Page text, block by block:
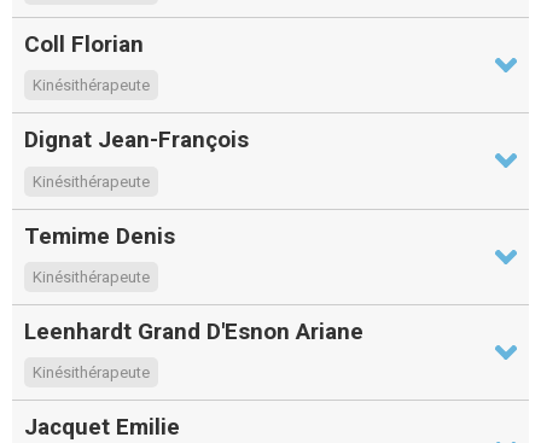
Coll Florian
Kinésithérapeute
Dignat Jean-François
Kinésithérapeute
Temime Denis
Kinésithérapeute
Leenhardt Grand D'Esnon Ariane
Kinésithérapeute
Jacquet Emilie